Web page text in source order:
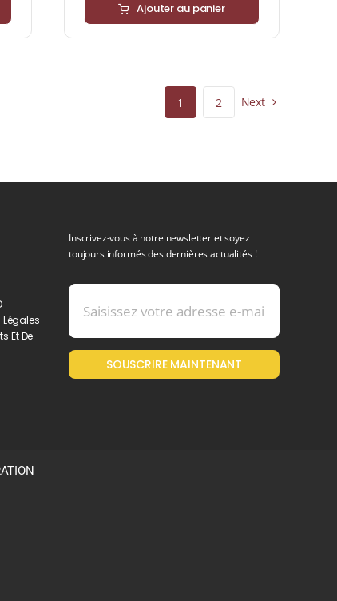
Ajouter au panier
1 2 Next
Et De
Inscrivez-vous à notre newsletter et soyez
toujours informés des dernières actualités !
SOUSCRIRE MAINTENANT